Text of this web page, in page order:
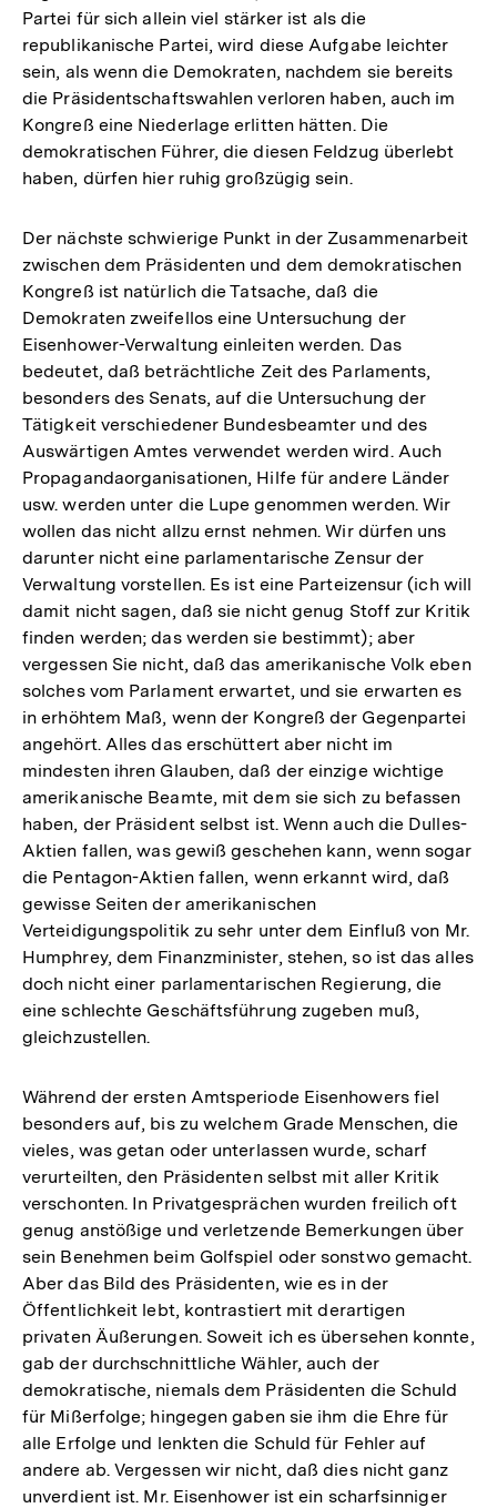
Partei für sich allein viel stärker ist als die
republikanische Partei, wird diese Aufgabe leichter
sein, als wenn die Demokraten, nachdem sie bereits
die Präsidentschaftswahlen verloren haben, auch im
Kongreß eine Niederlage erlitten hätten. Die
demokratischen Führer, die diesen Feldzug überlebt
haben, dürfen hier ruhig großzügig sein.
Der nächste schwierige Punkt in der Zusammenarbeit
zwischen dem Präsidenten und dem demokratischen
Kongreß ist natürlich die Tatsache, daß die
Demokraten zweifellos eine Untersuchung der
Eisenhower-Verwaltung einleiten werden. Das
bedeutet, daß beträchtliche Zeit des Parlaments,
besonders des Senats, auf die Untersuchung der
Tätigkeit verschiedener Bundesbeamter und des
Auswärtigen Amtes verwendet werden wird. Auch
Propagandaorganisationen, Hilfe für andere Länder
usw. werden unter die Lupe genommen werden. Wir
wollen das nicht allzu ernst nehmen. Wir dürfen uns
darunter nicht eine parlamentarische Zensur der
Verwaltung vorstellen. Es ist eine Parteizensur (ich will
damit nicht sagen, daß sie nicht genug Stoff zur Kritik
finden werden; das werden sie bestimmt); aber
vergessen Sie nicht, daß das amerikanische Volk eben
solches vom Parlament erwartet, und sie erwarten es
in erhöhtem Maß, wenn der Kongreß der Gegenpartei
angehört. Alles das erschüttert aber nicht im
mindesten ihren Glauben, daß der einzige wichtige
amerikanische Beamte, mit dem sie sich zu befassen
haben, der Präsident selbst ist. Wenn auch die Dulles-
Aktien fallen, was gewiß geschehen kann, wenn sogar
die Pentagon-Aktien fallen, wenn erkannt wird, daß
gewisse Seiten der amerikanischen
Verteidigungspolitik zu sehr unter dem Einfluß von Mr.
Humphrey, dem Finanzminister, stehen, so ist das alles
doch nicht einer parlamentarischen Regierung, die
eine schlechte Geschäftsführung zugeben muß,
gleichzustellen.
Während der ersten Amtsperiode Eisenhowers fiel
besonders auf, bis zu welchem Grade Menschen, die
vieles, was getan oder unterlassen wurde, scharf
verurteilten, den Präsidenten selbst mit aller Kritik
verschonten. In Privatgesprächen wurden freilich oft
genug anstößige und verletzende Bemerkungen über
sein Benehmen beim Golfspiel oder sonstwo gemacht.
Aber das Bild des Präsidenten, wie es in der
Öffentlichkeit lebt, kontrastiert mit derartigen
privaten Äußerungen. Soweit ich es übersehen konnte,
gab der durchschnittliche Wähler, auch der
demokratische, niemals dem Präsidenten die Schuld
für Mißerfolge; hingegen gaben sie ihm die Ehre für
alle Erfolge und lenkten die Schuld für Fehler auf
andere ab. Vergessen wir nicht, daß dies nicht ganz
unverdient ist. Mr. Eisenhower ist ein scharfsinniger